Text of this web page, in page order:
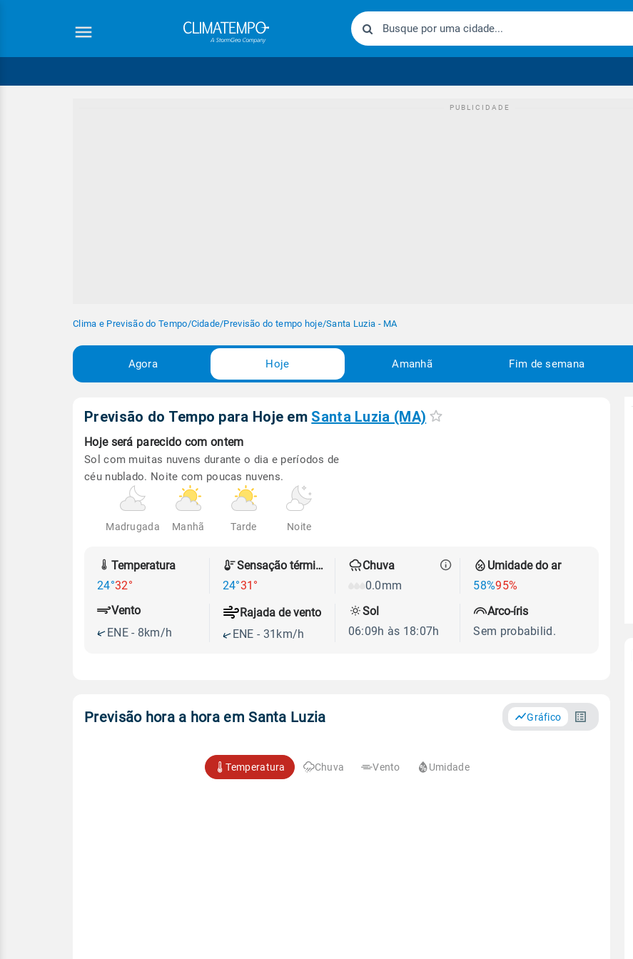
Clima e Previsão do Tempo/Cidade/Previsão do tempo hoje/Santa Luzia - MA
Agora Hoje Amanhã Fim de semana
Previsão do Tempo para Hoje em Santa Luzia (MA)
Hoje será parecido com ontem
Sol com muitas nuvens durante o dia e períodos de
céu nublado. Noite com poucas nuvens.
Madrugada Manhã Tarde Noite
Temperatura
24°32°
Sensação térmica
24°31°
Chuva
0.0mm
Umidade do ar
58%95%
Vento
ENE - 8km/h
Rajada de vento
ENE - 31km/h
Sol
06:09h às 18:07h
Arco-íris
Sem probabilid.
Previsão hora a hora em Santa Luzia Gráfico
Temperatura Chuva Vento Umidade